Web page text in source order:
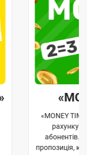
«MONEY
рахунку
абонентів.
пропозиція,